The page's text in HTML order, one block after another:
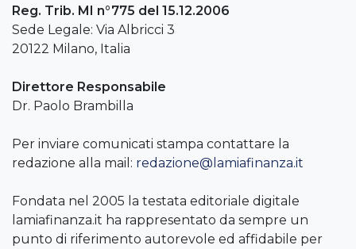
Reg. Trib. MI n°775 del 15.12.2006
Sede Legale: Via Albricci 3
20122 Milano, Italia
Direttore Responsabile
Dr. Paolo Brambilla
Per inviare comunicati stampa contattare la
redazione alla mail: redazione@lamiafinanza.it
Fondata nel 2005 la testata editoriale digitale
lamiafinanza.it ha rappresentato da sempre un
punto di riferimento autorevole ed affidabile per